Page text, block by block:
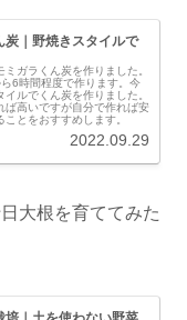
炭｜野焼きスタイルで
ガラくん炭を作りました。
6時間程度で作ります。今
ルでくん炭を作りました。
ば高いですが自分で作れば安
ことをおすすめします。
2022.09.29
大根を育ててみた